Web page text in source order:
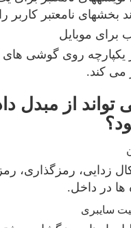
بخشهای نامعتبر کاربر
موبایل
یکپارچه روی گوشی های
می کند.
از مبدل
زدایی، رمزگذاری،
ها در داخل.
سایبری